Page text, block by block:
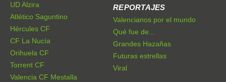
UD Alzira
Atlético Saguntino
Hércules CF
CF La Nucía
Orihuela CF
Torrent CF
Valencia CF Mestalla
REPORTAJES
Valencianos por el mundo
Qué fue de...
Grandes Hazañas
Futuras estrellas
Viral